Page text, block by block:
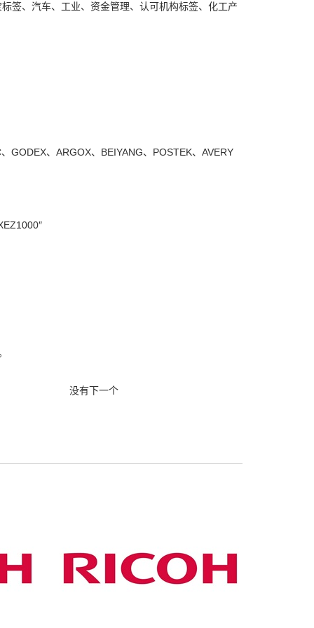
签、汽车、工业、资金管理、认可机构标签、化工产
GODEX、ARGOX、BEIYANG、POSTEK、AVERY
没有下一个